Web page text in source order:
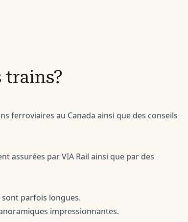
ferroviaires au Canada ainsi que des conseils
assurées par VIA Rail ainsi que par des
parfois longues.
impressionnantes.